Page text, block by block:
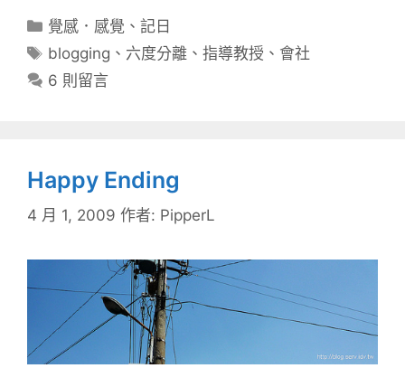
分
類
覺感．感覺 、記日
標
籤
blogging 、 六度分離 、指導教授 、 會社
6 則留言
Happy Ending
4 月 1, 2009 作者: PipperL